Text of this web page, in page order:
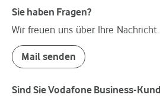
Sie haben Fragen?
Wir freuen uns über Ihre Nachricht.
Mail senden
Sind Sie Vodafone Business-